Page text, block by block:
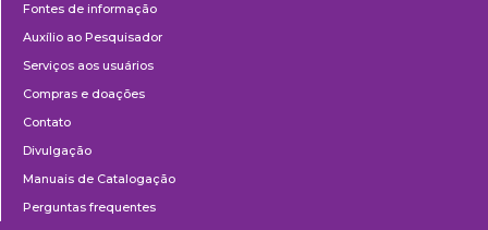
Fontes de informação
Auxílio ao Pesquisador
Serviços aos usuários
Compras e doações
Contato
Divulgação
Manuais de Catalogação
Perguntas frequentes